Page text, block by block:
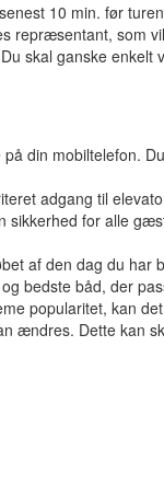
10 min. før
repræsentant, som
skal ganske
din mobiltelefon.
adgang til
sikkerhed for alle
af den dag du
bedste båd, der
popularitet, kan
ændres. Dette kan